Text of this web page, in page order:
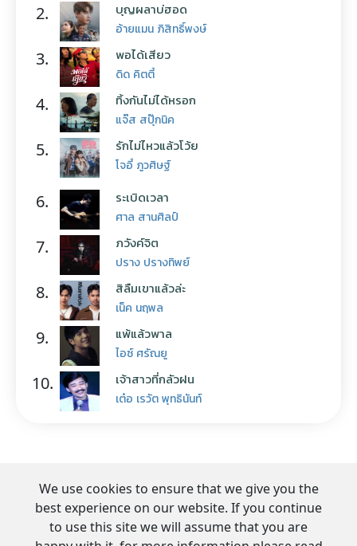
2. บุญผลาบ่ฮอด
อ้ายแมน ภิสิทธิ์พงษ์
3. พอได้เสียว
ดิด คิตตี้
4. ทิ้งกันไม่ได้หรอก
แจ๊ส สปุ๊กนิค
5. รักไม่ไหวแล้วโว้ย
โจอี้ ภูวศิษฐ์
6. ระเบิดเวลา
ศาล สานศิลป์
7. ภวังค์จิต
ปราง ปรางทิพย์
8. สิลืมเขาแล้วล่ะ
เน็ค นฤพล
9. แพ้แล้วพาล
ไอซ์ ศรัณยู
10. เจ้าสาวที่กลัวฝน
เต๋อ เรวัต พุทธินันท์
We use cookies to ensure that we give you the
best experience on our website. If you continue
to use this site we will assume that you are